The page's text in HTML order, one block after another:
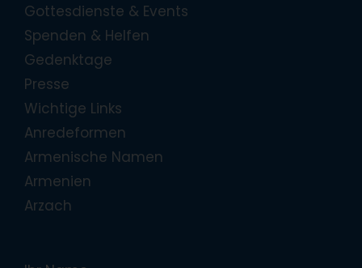
Gottesdienste & Events
Spenden & Helfen
Gedenktage
Presse
Wichtige Links
Anredeformen
Armenische Namen
Armenien
Arzach